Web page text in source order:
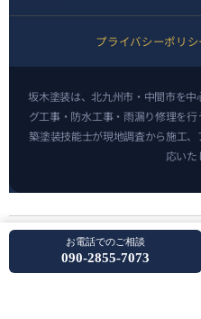
プライバシーポリシ
坂木塗装は、北九州市・中間市を
グ工事・防水工事・雨漏り修理を
築塗装技能士が現地調査から施工
応いた
Copyright © 2018北九州市
の外
お電話でのご相談
090-2855-7073